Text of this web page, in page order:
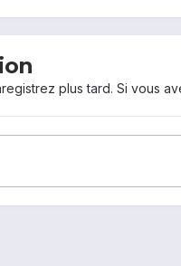
plus tard. Si vous